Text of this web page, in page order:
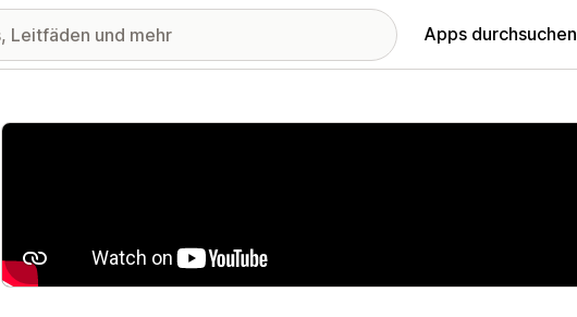
Apps durchsuchen
Vorgestellte Bildergalerie